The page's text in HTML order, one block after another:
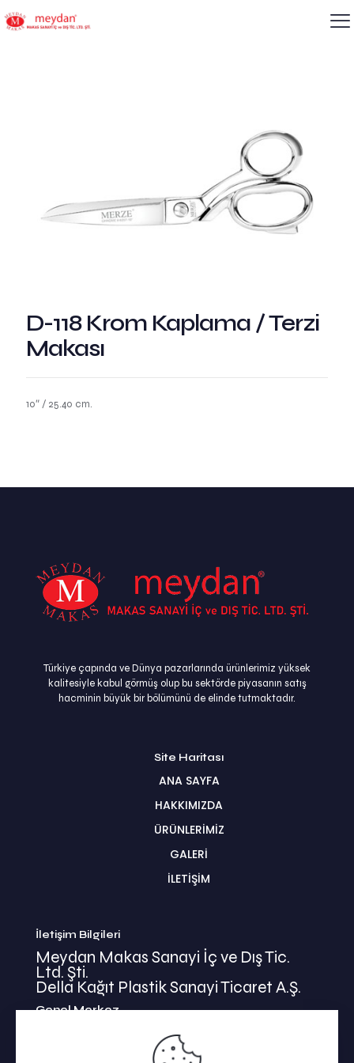
D-118 Krom Kaplama / Terzi
Makası
10″ / 25.40 cm.
Türkiye çapında ve Dünya pazarlarında ürünlerimiz yüksek
kalitesiyle kabul görmüş olup bu sektörde piyasanın satış
hacminin büyük bir bölümünü de elinde tutmaktadır.
Site Haritası
ANA SAYFA
HAKKIMIZDA
ÜRÜNLERİMİZ
GALERİ
İLETİŞİM
İletişim Bilgileri
Meydan Makas Sanayi İç ve Dış Tic.
Ltd. Şti.
Della Kağıt Plastik Sanayi Ticaret A.Ş.
Genel Merkez
İkitelli Mehmet Akif Mahallesi
Bahariye Cad. Basın Ekspress Yolu No:47/1